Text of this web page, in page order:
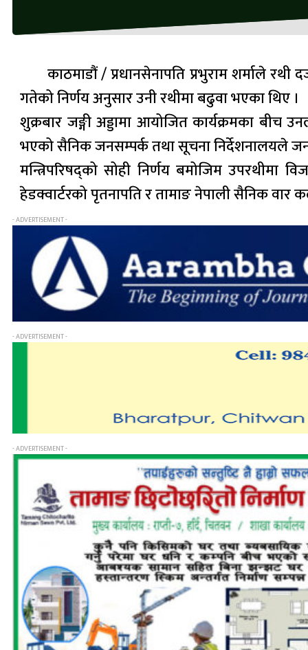
काठमाडौं / प्रधानसेनापति प्रभुराम शर्माले रथी
गतेको निर्णय अनुसार उनी रथीमा बढुवा भएका थिए ।
शुक्रबार जङ्गी अड्डामा आयोजित कार्यक्रमका बीच
भएको सैनिक जनसम्पर्क तथा सूचना निर्देशनालयले
मन्त्रिपरिषद्को सोही निर्णय बमोजिम उपरथीमा
हेडक्वार्टरको पृतनापति र तामाङ नेपाली सैनिक वार
- ADVERTISEMENT -
- ADVERTISEMENT -
- ADVERTISEMENT -